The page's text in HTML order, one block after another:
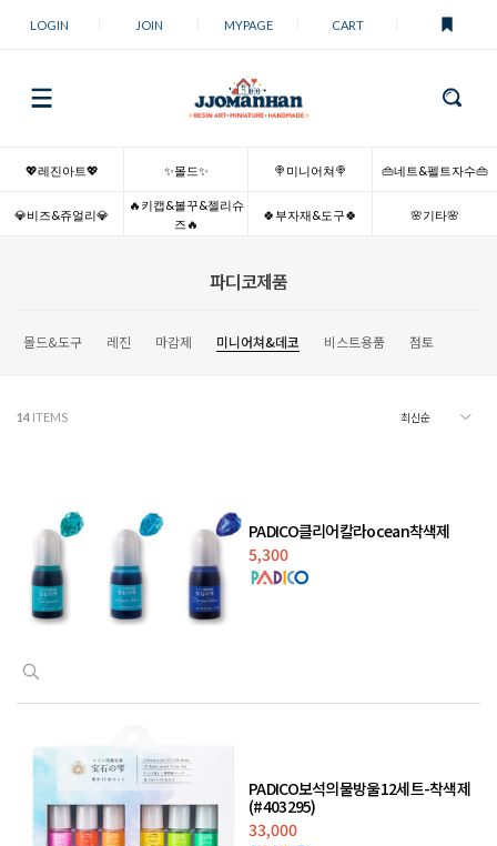
LOGIN JOIN MYPAGE CART
💖레진아트💖 ✨몰드✨ 🍭미니어쳐🍭 👜네트&펠트자수👜
💎비즈&쥬얼리💎
🔥키캡&볼꾸&젤리슈
즈🔥
🍀부자재&도구🍀 🌸기타🌸
파디코제품
몰드&도구 레진 마감제 미니어쳐&데코 비스트용품 점토
14 ITEMS
PADICO클리어칼라ocean착색제
5,300
PADICO보석의물방울12세트-착색제
(#403295)
33,000